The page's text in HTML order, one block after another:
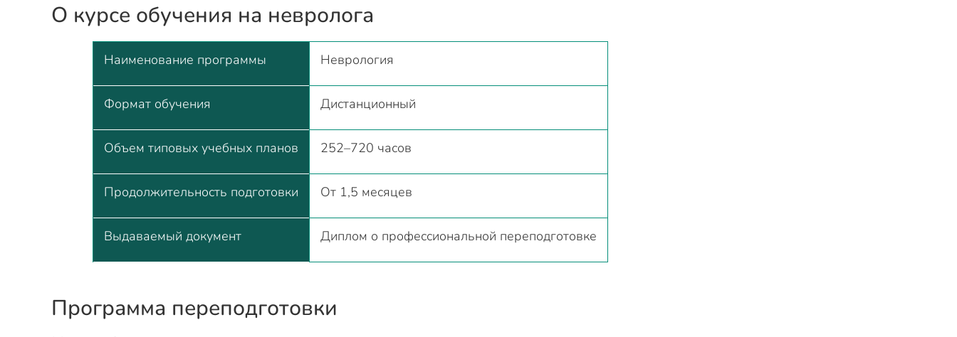
О курсе обучения на невролога
Наименование программы Неврология
Формат обучения Дистанционный
Объем типовых учебных планов 252–720 часов
Продолжительность подготовки От 1,5 месяцев
Выдаваемый документ Диплом о профессиональной переподготовке
Программа переподготовки